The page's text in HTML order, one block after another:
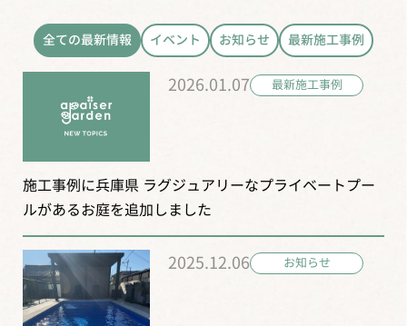
全ての最新情報 イベント お知らせ 最新施工事例
2026.01.07 最新施工事例
施工事例に兵庫県 ラグジュアリーなプライベートプー
ルがあるお庭を追加しました
2025.12.06 お知らせ